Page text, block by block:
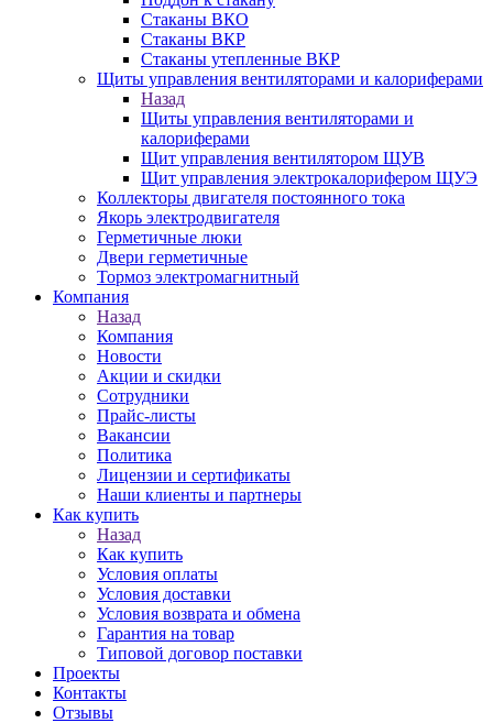
Стаканы ВКО
Стаканы ВКР
Стаканы утепленные ВКР
Щиты управления вентиляторами и калориферами
Назад
Щиты управления вентиляторами и
калориферами
Щит управления вентилятором ЩУВ
Щит управления электрокалорифером ЩУЭ
Коллекторы двигателя постоянного тока
Якорь электродвигателя
Герметичные люки
Двери герметичные
Тормоз электромагнитный
Компания
Назад
Компания
Новости
Акции и скидки
Сотрудники
Прайс-листы
Вакансии
Политика
Лицензии и сертификаты
Наши клиенты и партнеры
Как купить
Назад
Как купить
Условия оплаты
Условия доставки
Условия возврата и обмена
Гарантия на товар
Типовой договор поставки
Проекты
Контакты
Отзывы